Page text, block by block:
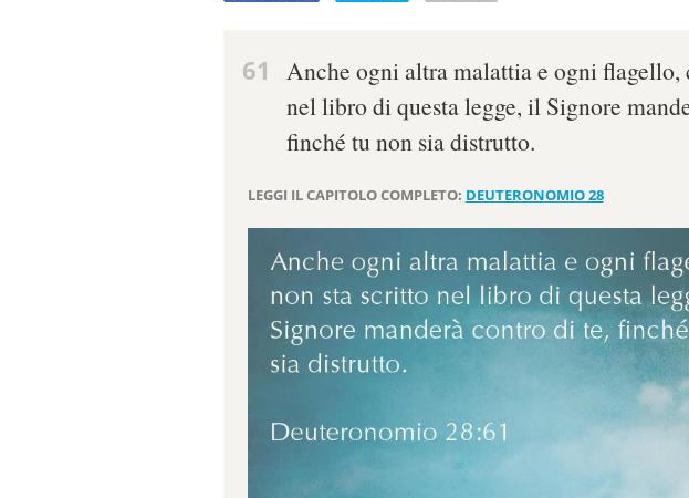
61
Anche ogni altra malattia e ogni flagello,
nel libro di questa legge, il Signore
finché tu non sia distrutto.
LEGGI IL CAPITOLO COMPLETO: DEUTERONOMIO 28